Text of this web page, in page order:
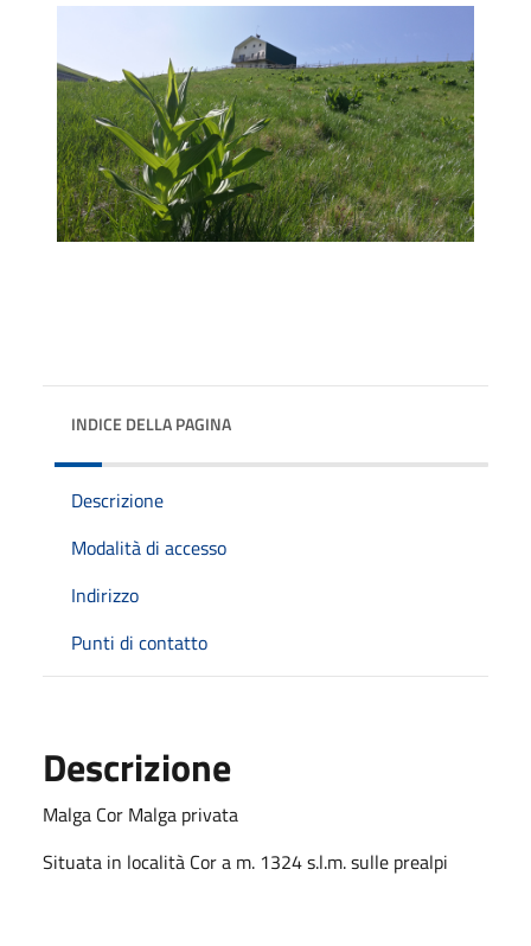
INDICE DELLA PAGINA
Descrizione
Modalità di accesso
Indirizzo
Punti di contatto
Descrizione
Malga Cor Malga privata
Situata in località Cor a m. 1324 s.l.m. sulle prealpi